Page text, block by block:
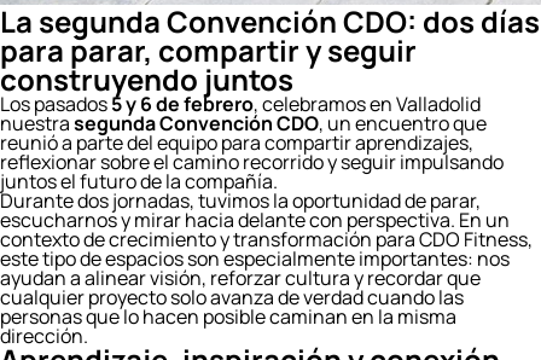
La segunda Convención CDO: dos días
para parar, compartir y seguir
construyendo juntos
Los pasados5 y 6 de febrero, celebramos en Valladolid
nuestrasegunda Convención CDO, un encuentro que
reunió a parte del equipo para compartir aprendizajes,
reflexionar sobre el camino recorrido y seguir impulsando
juntos el futuro de la compañía.
Durante dos jornadas, tuvimos la oportunidad de parar,
escucharnos y mirar hacia delante con perspectiva. En un
contexto de crecimiento y transformación para CDO Fitness,
este tipo de espacios son especialmente importantes: nos
ayudan a alinear visión, reforzar cultura y recordar que
cualquier proyecto solo avanza de verdad cuando las
personas que lo hacen posible caminan en la misma
dirección.